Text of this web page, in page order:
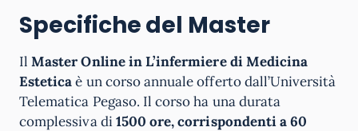
Specifiche del Master
IlMaster Online in L’infermiere di Medicina
Esteticaè un corso annuale offerto dall’Università
Telematica Pegaso. Il corso ha una durata
complessiva di1500 ore, corrispondenti a 60